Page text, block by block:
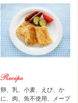
卵、乳、小麦、えび、か
に、肉、魚不使用、メープ